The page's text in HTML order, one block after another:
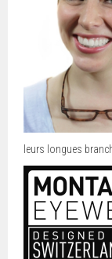
leurs longues